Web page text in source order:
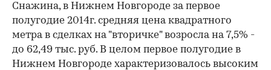
Снажина, в Нижнем Новгороде за первое
полугодие 2014г. средняя цена квадратного
метра в сделках на "вторичке" возросла на 7,5% -
до 62,49 тыс. руб. В целом первое полугодие в
Нижнем Новгороде характеризовалось высоким